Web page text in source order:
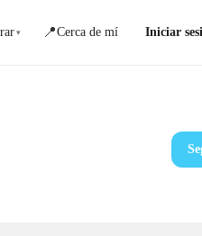
▾ 📍Cerca de mí Iniciar